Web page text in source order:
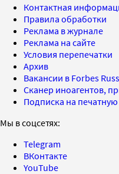
Контактная
Правила обработки
Реклама в журнале
Реклама на сайте
Условия перепечатки
Архив
Вакансии в Forbes
Сканер иноагентов,
Подписка на
Мы в соцсетях:
Telegram
ВКонтакте
YouTube